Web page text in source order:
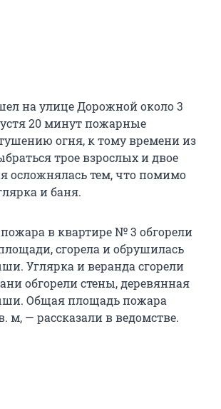
на улице Дорожной около 3
20 минут пожарные
огня, к тому времени из
трое взрослых и двое
осложнялась тем, что помимо
и баня.
пожара в квартире № 3 обгорели
сгорела и обрушилась
Углярка и веранда сгорели
обгорели стены, деревянная
Общая площадь пожара
м, — рассказали в ведомстве.